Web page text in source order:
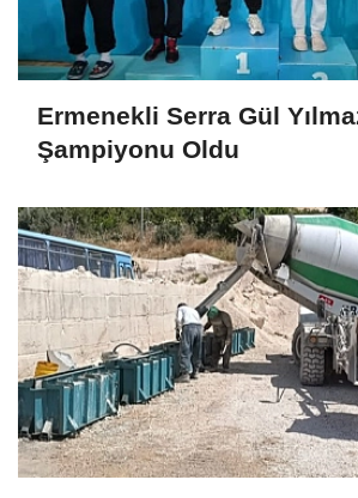
Ermenekli Serra Gül
Şampiyonu Oldu